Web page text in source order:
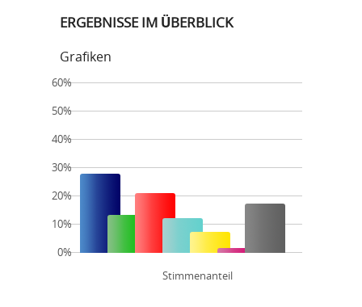
ERGEBNISSE IM ÜBERBLICK
Grafiken
Stimmenanteil
60%
50%
40%
30%
20%
10%
0%